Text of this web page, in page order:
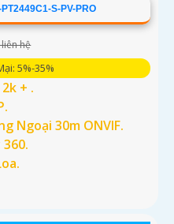
S-PV-PRO
hệ
5%-35%
+ .
Ngoại 30m ONVIF.